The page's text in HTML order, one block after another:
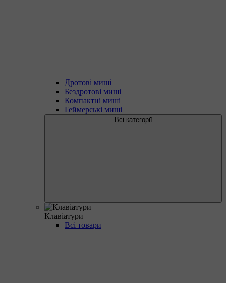
Дротові миші
Бездротові миші
Компактні миші
Геймерські миші
Всі категорії
Клавіатури
Всі товари